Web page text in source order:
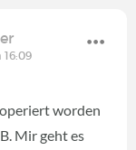
worden
Mir geht es